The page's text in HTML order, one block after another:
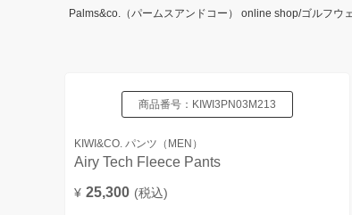
Palms&co.（パームスアンドコー） online shop/ゴルフウ
商品番号： KIWI3PN03M213
KIWI&CO. パンツ（MEN）
Airy Tech Fleece Pants
¥ 25,300 (税込)